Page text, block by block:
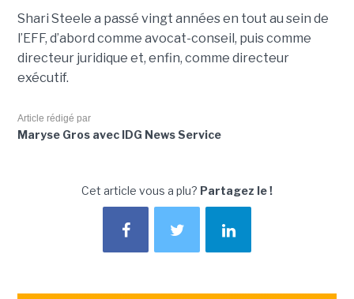
Shari Steele a passé vingt années en tout au sein de
l’EFF, d’abord comme avocat-conseil, puis comme
directeur juridique et, enfin, comme directeur
exécutif.
Article rédigé par
Maryse Gros avec IDG News Service
Cet article vous a plu? Partagez le !